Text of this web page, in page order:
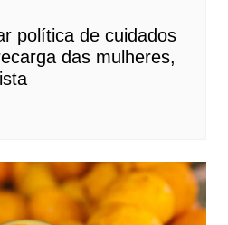
política de cuidados
das mulheres,